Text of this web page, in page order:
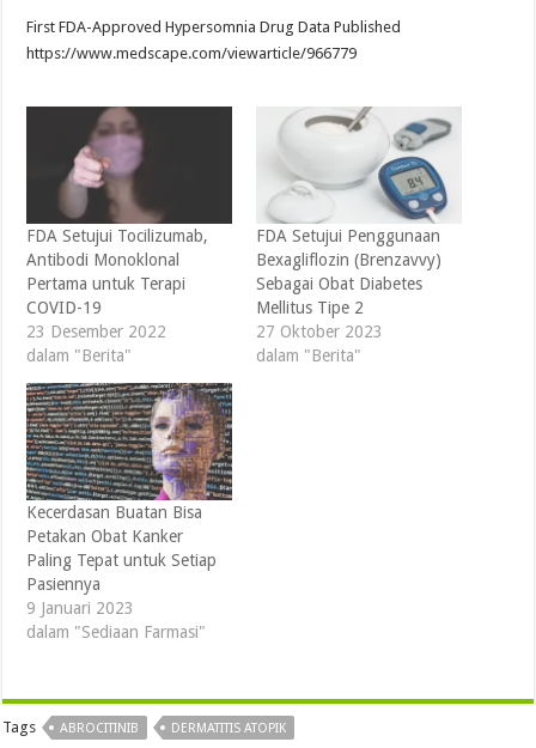
First FDA-Approved Hypersomnia Drug Data Published
https://www.medscape.com/viewarticle/966779
FDA Setujui Tocilizumab,
Antibodi Monoklonal
Pertama untuk Terapi
COVID-19
23 Desember 2022
dalam "Berita"
FDA Setujui Penggunaan
Bexagliflozin (Brenzavvy)
Sebagai Obat Diabetes
Mellitus Tipe 2
27 Oktober 2023
dalam "Berita"
Kecerdasan Buatan Bisa
Petakan Obat Kanker
Paling Tepat untuk Setiap
Pasiennya
9 Januari 2023
dalam "Sediaan Farmasi"
Tags ABROCITINIB DERMATITIS ATOPIK